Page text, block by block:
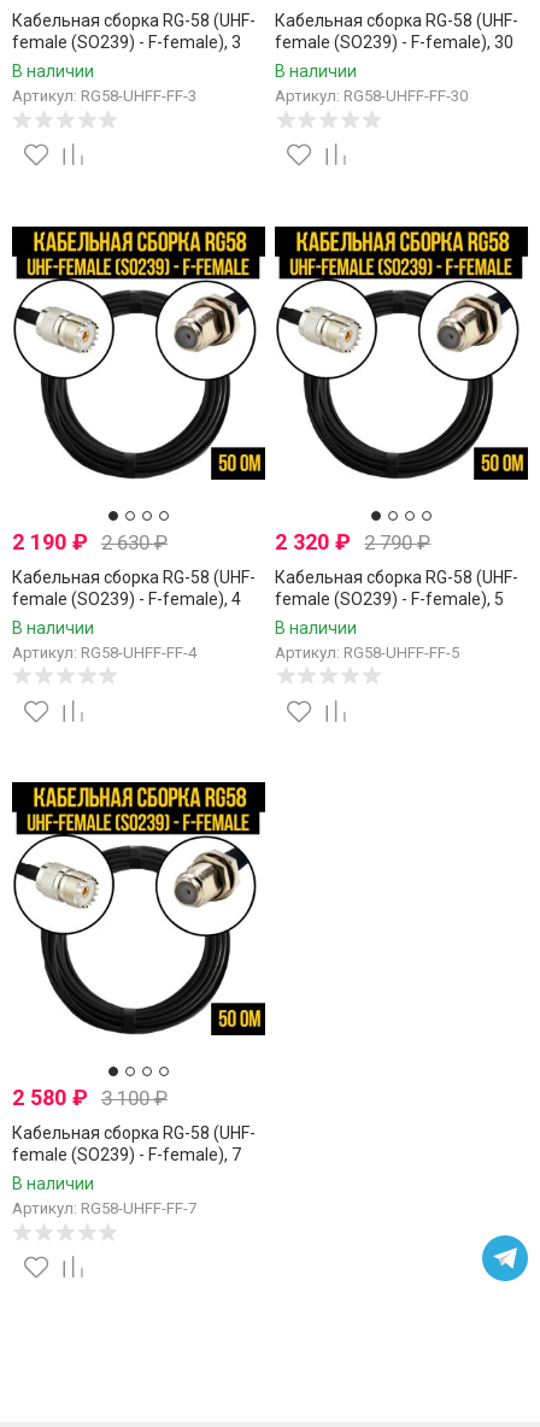
Кабельная сборка RG-58 (UHF-
female (SO239) - F-female), 3
метра
В наличии
Артикул: RG58-UHFF-FF-3
Кабельная сборка RG-58 (UHF-
female (SO239) - F-female), 30
метров
В наличии
Артикул: RG58-UHFF-FF-30
2 190 ₽ 2 630₽
Кабельная сборка RG-58 (UHF-
female (SO239) - F-female), 4
метра
В наличии
Артикул: RG58-UHFF-FF-4
2 320₽ 2 790₽
Кабельная сборка RG-58 (UHF-
female (SO239) - F-female), 5
метров
В наличии
Артикул: RG58-UHFF-FF-5
2 580 ₽ 3 100₽
Кабельная сборка RG-58 (UHF-
female (SO239) - F-female), 7
метров
В наличии
Артикул: RG58-UHFF-FF-7